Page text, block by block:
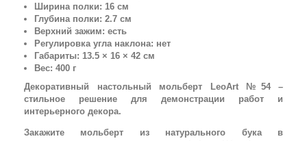
Ширина полки: 16 см
Глубина полки: 2.7 см
Верхний зажим: есть
Регулировка угла наклона: нет
Габариты: 13.5 × 16 × 42 см
Вес: 400 г
Декоративный настольный мольберт LeoArt №54 –
стильное решение для демонстрации работ и
интерьерного декора.
Закажите мольберт из натурального бука в